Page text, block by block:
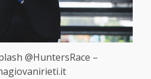
@HuntersRace –